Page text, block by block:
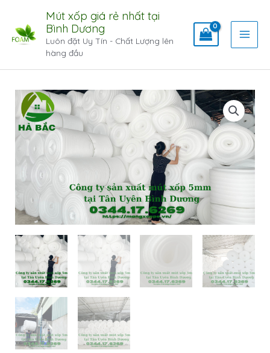
Mút xốp giá rẻ nhất tại
Bình Dương
Luôn đặt Uy Tín - Chất Lượng lên
hàng đầu